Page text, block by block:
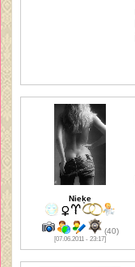
Nieķe
(40)
[07.06.2011 - 23:17]